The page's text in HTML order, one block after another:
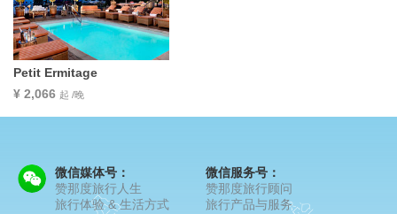
Petit Ermitage
¥ 2,066 起 /晚
微信媒体号：
赞那度旅行人生
旅行体验 & 生活方式
微信服务号：
赞那度旅行顾问
旅行产品与服务